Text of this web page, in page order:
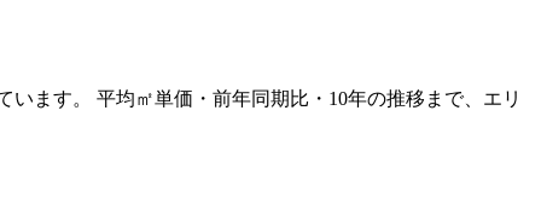
います。 平均㎡単価・前年同期比・10年の推移まで、エリ